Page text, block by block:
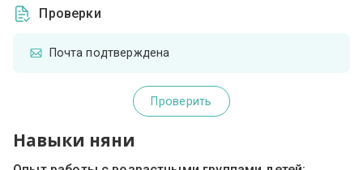
Проверки
Почта подтверждена
Проверить
Навыки няни